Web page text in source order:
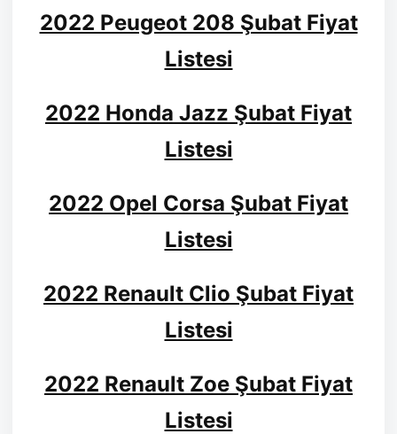
2022 Peugeot 208 Şubat Fiyat
Listesi
2022 Honda Jazz Şubat Fiyat
Listesi
2022 Opel Corsa Şubat Fiyat
Listesi
2022 Renault Clio Şubat Fiyat
Listesi
2022 Renault Zoe Şubat Fiyat
Listesi